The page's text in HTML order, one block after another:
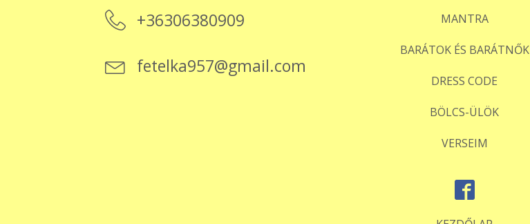
+36306380909
fetelka957@gmail.com
MANTRA
BARÁTOK ÉS BARÁTNŐK
DRESS CODE
BÖLCS-ÜLÖK
VERSEIM